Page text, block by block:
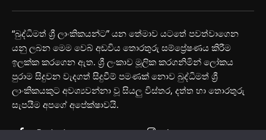
“බුද්ධිමත් ශ්‍රී ලාංකිකයන්ට” යන තේමාව යටතේ පවත්වාගෙන
යනු ලබන මෙම වෙබ් අඩවිය තොරතුරු සම්ප්‍රේෂණය කිරීම
ඉලක්ක කරගෙන ඇත. ශ්‍රී ලංකාව මූලික කරගනිමින් ලෝකය
පුරාම සිදුවන වැදගත් සිදුවීම් පමණක් නොව බුද්ධිමත් ශ්‍රී
ලාංකිකයකුට අවශ්‍යවන්නා වූ සියලු විස්තර, දත්ත හා තොරතුරු
සැපයීම අපගේ අපේක්ෂාවයි.